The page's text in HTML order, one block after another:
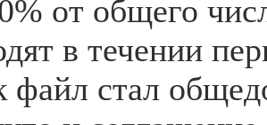
от общего
в течении
файл стал